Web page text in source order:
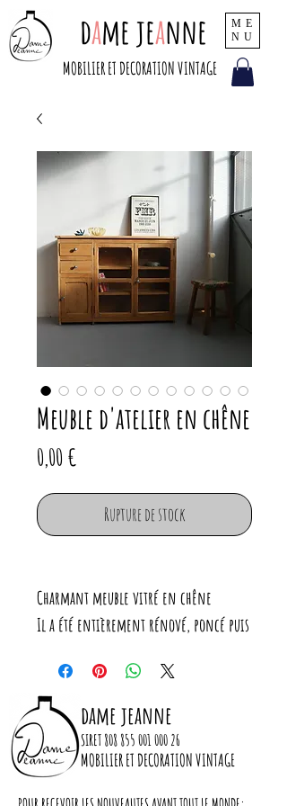
ME
NU
dame jeanne
MOBILIER ET DECORATION VINTAGE
Meuble d'atelier en chêne
0,00 €
Rupture de stock
Charmant meuble vitré en chêne
Il a été entièrement rénové, poncé puis
Le plateau a été verni pour une
meilleure protection.
Dimensions :
dame jeanne
SIRET808 855 001 000 26
MOBILIER ET DECORATION VINTAGE